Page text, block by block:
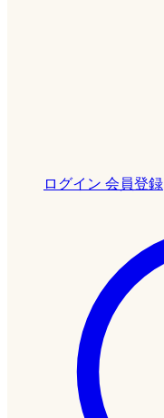
ログイン 会員登録